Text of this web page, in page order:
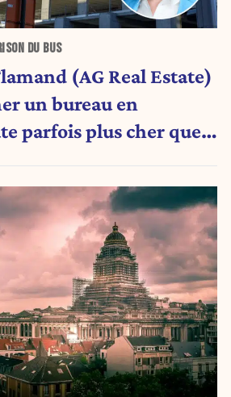
DU BUS
(AG Real Estate)
un bureau en
parfois plus cher que